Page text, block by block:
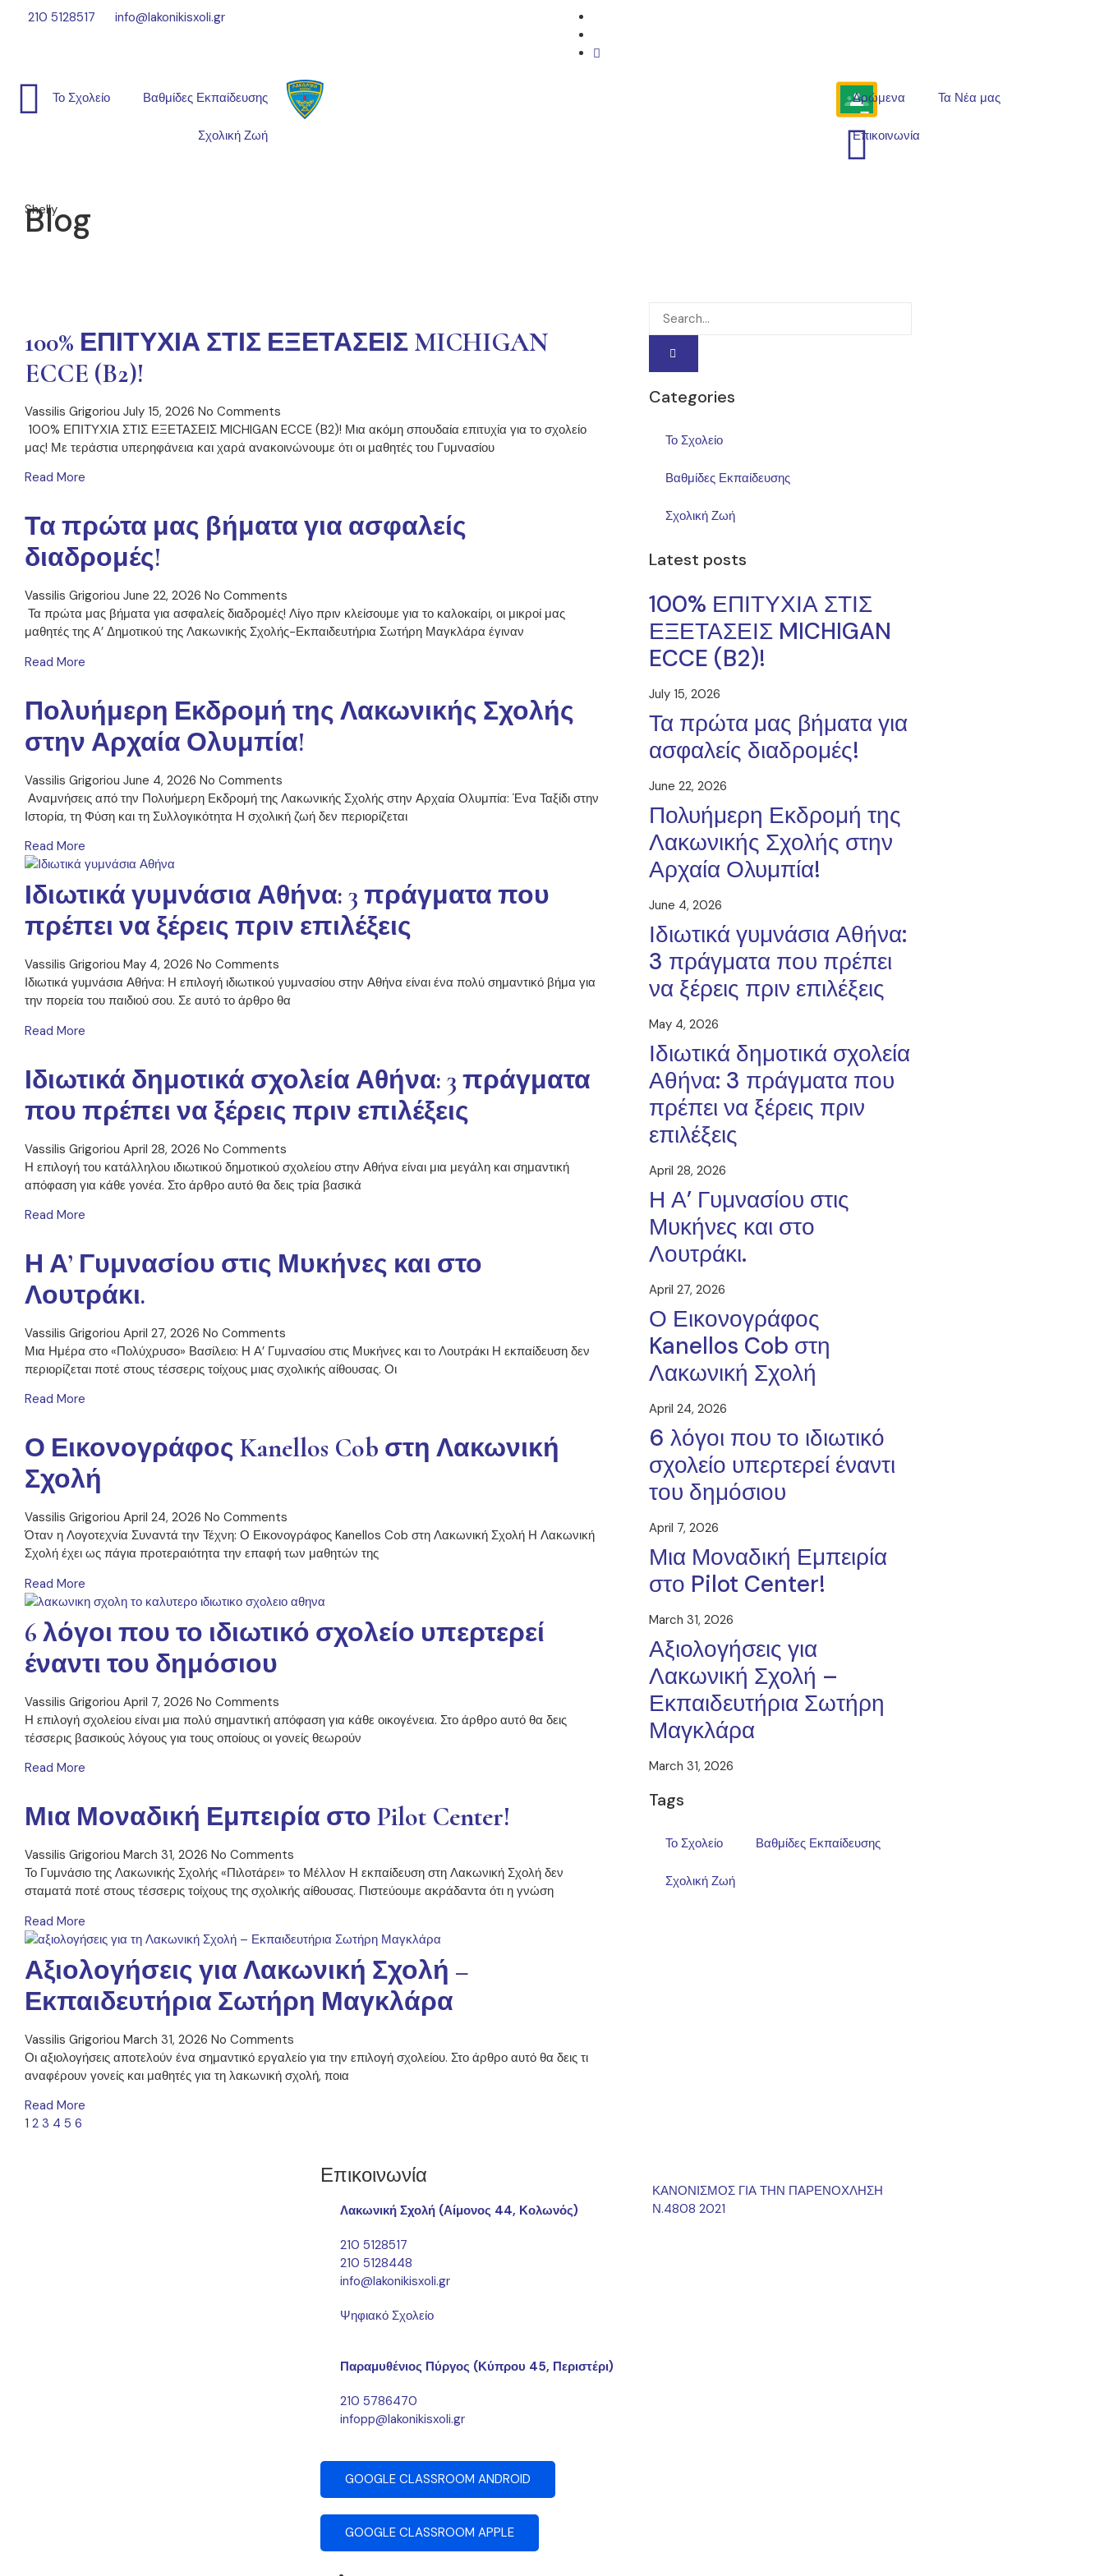
210 5128517 info@lakonikisxoli.gr
Το Σχολείο Βαθμίδες Εκπαίδευσης
Σχολική Ζωή
Δρώμενα Τα Νέα μας
Επικοινωνία
Blog
Shelly
100% ΕΠΙΤΥΧΙΑ ΣΤΙΣ ΕΞΕΤΑΣΕΙΣ MICHIGAN
ECCE (B2)!
Vassilis Grigoriou July 15, 2026 No Comments
100% ΕΠΙΤΥΧΙΑ ΣΤΙΣ ΕΞΕΤΑΣΕΙΣ MICHIGAN ECCE (B2)! Μια ακόμη σπουδαία επιτυχία για το σχολείο
μας! Με τεράστια υπερηφάνεια και χαρά ανακοινώνουμε ότι οι μαθητές του Γυμνασίου
Read More
Τα πρώτα μας βήματα για ασφαλείς
διαδρομές!
Vassilis Grigoriou June 22, 2026 No Comments
Τα πρώτα μας βήματα για ασφαλείς διαδρομές! Λίγο πριν κλείσουμε για το καλοκαίρι, οι μικροί μας
μαθητές της Α’ Δημοτικού της Λακωνικής Σχολής-Εκπαιδευτήρια Σωτήρη Μαγκλάρα έγιναν
Read More
Πολυήμερη Εκδρομή της Λακωνικής Σχολής
στην Αρχαία Ολυμπία!
Vassilis Grigoriou June 4, 2026 No Comments
Αναμνήσεις από την Πολυήμερη Εκδρομή της Λακωνικής Σχολής στην Αρχαία Ολυμπία: Ένα Ταξίδι στην
Ιστορία, τη Φύση και τη Συλλογικότητα Η σχολική ζωή δεν περιορίζεται
Read More
Ιδιωτικά γυμνάσια Αθήνα: 3 πράγματα που
πρέπει να ξέρεις πριν επιλέξεις
Vassilis Grigoriou May 4, 2026 No Comments
Ιδιωτικά γυμνάσια Αθήνα: Η επιλογή ιδιωτικού γυμνασίου στην Αθήνα είναι ένα πολύ σημαντικό βήμα για
την πορεία του παιδιού σου. Σε αυτό το άρθρο θα
Read More
Ιδιωτικά δημοτικά σχολεία Αθήνα: 3 πράγματα
που πρέπει να ξέρεις πριν επιλέξεις
Vassilis Grigoriou April 28, 2026 No Comments
Η επιλογή του κατάλληλου ιδιωτικού δημοτικού σχολείου στην Αθήνα είναι μια μεγάλη και σημαντική
απόφαση για κάθε γονέα. Στο άρθρο αυτό θα δεις τρία βασικά
Read More
Η Α’ Γυμνασίου στις Μυκήνες και στο
Λουτράκι.
Vassilis Grigoriou April 27, 2026 No Comments
Μια Ημέρα στο «Πολύχρυσο» Βασίλειο: Η Α’ Γυμνασίου στις Μυκήνες και το Λουτράκι Η εκπαίδευση δεν
περιορίζεται ποτέ στους τέσσερις τοίχους μιας σχολικής αίθουσας. Οι
Read More
Ο Εικονογράφος Kanellos Cob στη Λακωνική
Σχολή
Vassilis Grigoriou April 24, 2026 No Comments
Όταν η Λογοτεχνία Συναντά την Τέχνη: Ο Εικονογράφος Kanellos Cob στη Λακωνική Σχολή Η Λακωνική
Σχολή έχει ως πάγια προτεραιότητα την επαφή των μαθητών της
Read More
6 λόγοι που το ιδιωτικό σχολείο υπερτερεί
έναντι του δημόσιου
Vassilis Grigoriou April 7, 2026 No Comments
Η επιλογή σχολείου είναι μια πολύ σημαντική απόφαση για κάθε οικογένεια. Στο άρθρο αυτό θα δεις
τέσσερις βασικούς λόγους για τους οποίους οι γονείς θεωρούν
Read More
Μια Μοναδική Εμπειρία στο Pilot Center!
Vassilis Grigoriou March 31, 2026 No Comments
Το Γυμνάσιο της Λακωνικής Σχολής «Πιλοτάρει» το Μέλλον Η εκπαίδευση στη Λακωνική Σχολή δεν
σταματά ποτέ στους τέσσερις τοίχους της σχολικής αίθουσας. Πιστεύουμε ακράδαντα ότι η γνώση
Read More
Αξιολογήσεις για Λακωνική Σχολή –
Εκπαιδευτήρια Σωτήρη Μαγκλάρα
Vassilis Grigoriou March 31, 2026 No Comments
Οι αξιολογήσεις αποτελούν ένα σημαντικό εργαλείο για την επιλογή σχολείου. Στο άρθρο αυτό θα δεις τι
αναφέρουν γονείς και μαθητές για τη λακωνική σχολή, ποια
Read More
1 2 3 4 5 6
Categories
Το Σχολείο
Βαθμίδες Εκπαίδευσης
Σχολική Ζωή
Latest posts
100% ΕΠΙΤΥΧΙΑ ΣΤΙΣ
ΕΞΕΤΑΣΕΙΣ MICHIGAN
ECCE (B2)!
July 15, 2026
Τα πρώτα μας βήματα για
ασφαλείς διαδρομές!
June 22, 2026
Πολυήμερη Εκδρομή της
Λακωνικής Σχολής στην
Αρχαία Ολυμπία!
June 4, 2026
Ιδιωτικά γυμνάσια Αθήνα:
3 πράγματα που πρέπει
να ξέρεις πριν επιλέξεις
May 4, 2026
Ιδιωτικά δημοτικά σχολεία
Αθήνα: 3 πράγματα που
πρέπει να ξέρεις πριν
επιλέξεις
April 28, 2026
Η Α’ Γυμνασίου στις
Μυκήνες και στο
Λουτράκι.
April 27, 2026
Ο Εικονογράφος
Kanellos Cob στη
Λακωνική Σχολή
April 24, 2026
6 λόγοι που το ιδιωτικό
σχολείο υπερτερεί έναντι
του δημόσιου
April 7, 2026
Μια Μοναδική Εμπειρία
στο Pilot Center!
March 31, 2026
Αξιολογήσεις για
Λακωνική Σχολή –
Εκπαιδευτήρια Σωτήρη
Μαγκλάρα
March 31, 2026
Tags
Το Σχολείο Βαθμίδες Εκπαίδευσης
Σχολική Ζωή
Επικοινωνία
Λακωνική Σχολή (Αίμονος 44, Κολωνός)
210 5128517
210 5128448
info@lakonikisxoli.gr
Ψηφιακό Σχολείο
Παραμυθένιος Πύργος (Κύπρου 45, Περιστέρι)
210 5786470
infopp@lakonikisxoli.gr
GOOGLE CLASSROOM ANDROID
GOOGLE CLASSROOM APPLE
ΚΑΝΟΝΙΣΜΟΣ ΓΙΑ ΤΗΝ ΠΑΡΕΝΟΧΛΗΣΗ
Ν.4808 2021